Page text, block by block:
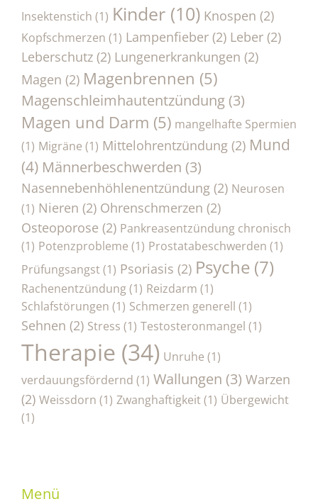
Insektenstich (1) Kinder (10) Knospen (2)
Kopfschmerzen (1) Lampenfieber (2) Leber (2)
Leberschutz (2) Lungenerkrankungen (2)
Magen (2) Magenbrennen (5)
Magenschleimhautentzündung (3)
Magen und Darm (5) mangelhafte Spermien
(1) Migräne (1) Mittelohrentzündung (2) Mund
(4) Männerbeschwerden (3)
Nasennebenhöhlenentzündung (2) Neurosen
(1) Nieren (2) Ohrenschmerzen (2)
Osteoporose (2) Pankreasentzündung chronisch
(1) Potenzprobleme (1) Prostatabeschwerden (1)
Prüfungsangst(1) Psoriasis (2) Psyche (7)
Rachenentzündung(1) Reizdarm (1)
Schlafstörungen (1) Schmerzen generell (1)
Sehnen (2) Stress (1) Testosteronmangel (1)
Therapie (34) Unruhe (1)
verdauungsfördernd (1) Wallungen (3) Warzen
(2) Weissdorn (1) Zwanghaftigkeit(1) Übergewicht
(1)
Menü